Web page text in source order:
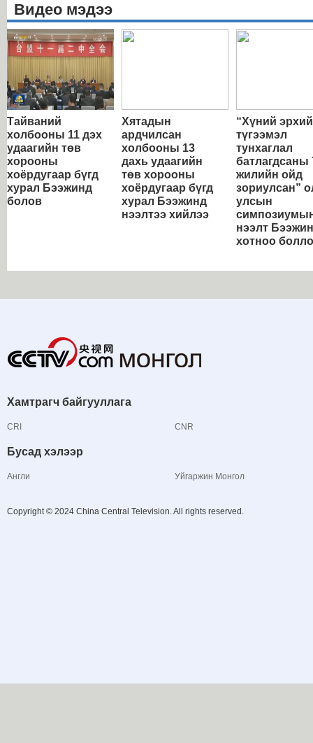
Видео мэдээ
Тайваний
холбооны 11 дэх
удаагийн төв
хорооны
хоёрдугаар бүгд
хурал Бээжинд
болов
Хятадын
ардчилсан
холбооны 13
дахь удаагийн
төв хорооны
хоёрдугаар бүгд
хурал Бээжинд
нээлтээ хийлээ
“Хүний
түгээмэл
тунхаглал
батлагдсаны
жилийн ойд
зориулсан”
улсын
нээлт Бээжин
хотноо
Хамтрагч байгууллага
CRI CNR
Бусад хэлээр
Англи Уйгаржин Монгол
Copyright © 2024 China Central Television. All rights reserved.